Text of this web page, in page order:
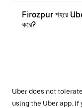
Firozpur শহরে Uber
করে?
Uber does not
using the Uber app.